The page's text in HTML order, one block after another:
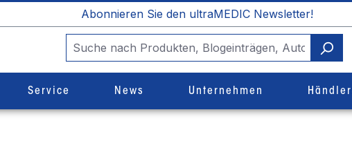
Abonnieren Sie den ultraMEDIC Newsletter!
Service News Unternehmen